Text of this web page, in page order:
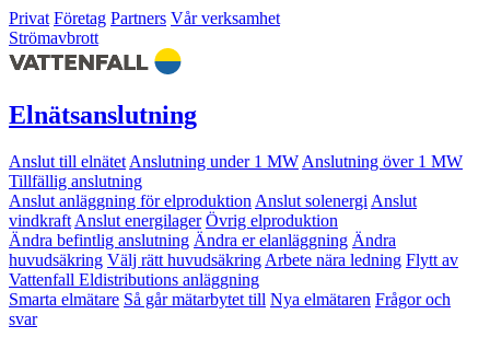
Privat Företag Partners Vår verksamhet
Strömavbrott
Elnätsanslutning
Anslut till elnätet Anslutning under 1 MW Anslutning över 1 MW
Tillfällig anslutning
Anslut anläggning för elproduktion Anslut solenergi Anslut
vindkraft Anslut energilager Övrig elproduktion
Ändra befintlig anslutning Ändra er elanläggning Ändra
huvudsäkring Välj rätt huvudsäkring Arbete nära ledning Flytt av
Vattenfall Eldistributions anläggning
Smarta elmätare Så går mätarbytet till Nya elmätaren Frågor och
svar